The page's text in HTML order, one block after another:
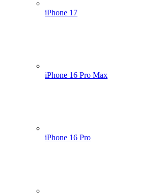
iPhone 17
iPhone 16 Pro Max
iPhone 16 Pro